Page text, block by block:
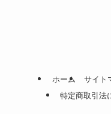
ホーム サイト
特定商取引法